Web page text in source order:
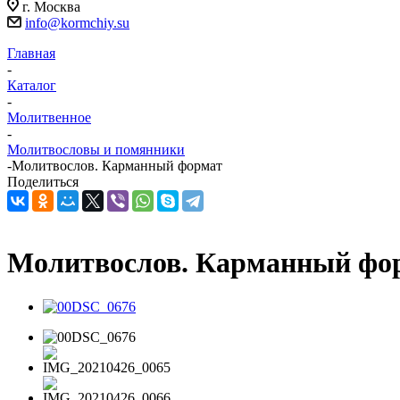
г. Москва
info@kormchiy.su
Главная
-
Каталог
-
Молитвенное
-
Молитвословы и помянники
-Молитвослов. Карманный формат
Поделиться
Молитвослов. Карманный